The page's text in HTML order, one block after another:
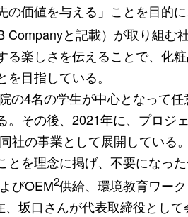
の価値を与える」ことを目的
Companyと記載）が取り組む
る楽しさを伝えることで、化
目指している。
の4名の学生が中心となって
。その後、2021年に、プロジ
社の事業として展開している
とを理念に掲げ、不要になっ
びOEM2供給、環境教育ワー
坂口さんが代表取締役とし